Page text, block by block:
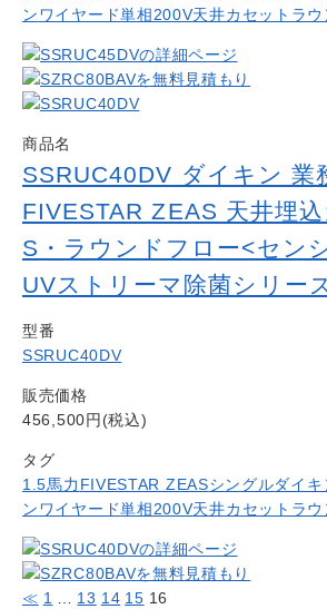
ンワイヤード単相200V天井カセットラ
商品名
SSRUC40DV ダイキン 業
FIVESTAR ZEAS 天井埋
S・ラウンドフロー<セン
UVストリーマ除菌シリー
型番
SSRUC40DV
販売価格
456,500円(税込)
タグ
1.5馬力 FIVESTAR ZEASシングルダイキ
ンワイヤード単相200V天井カセットラ
≪ 1 13 14 15 16